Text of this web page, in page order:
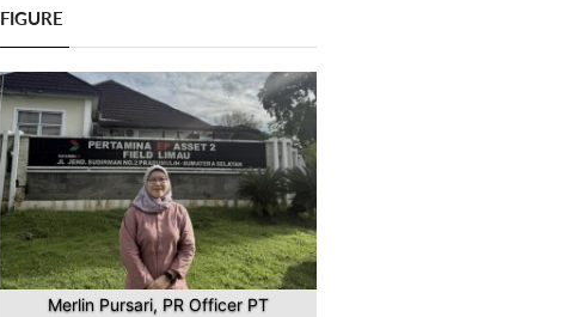
FIGURE
Merlin Pursari, PR Officer PT
Previous Next